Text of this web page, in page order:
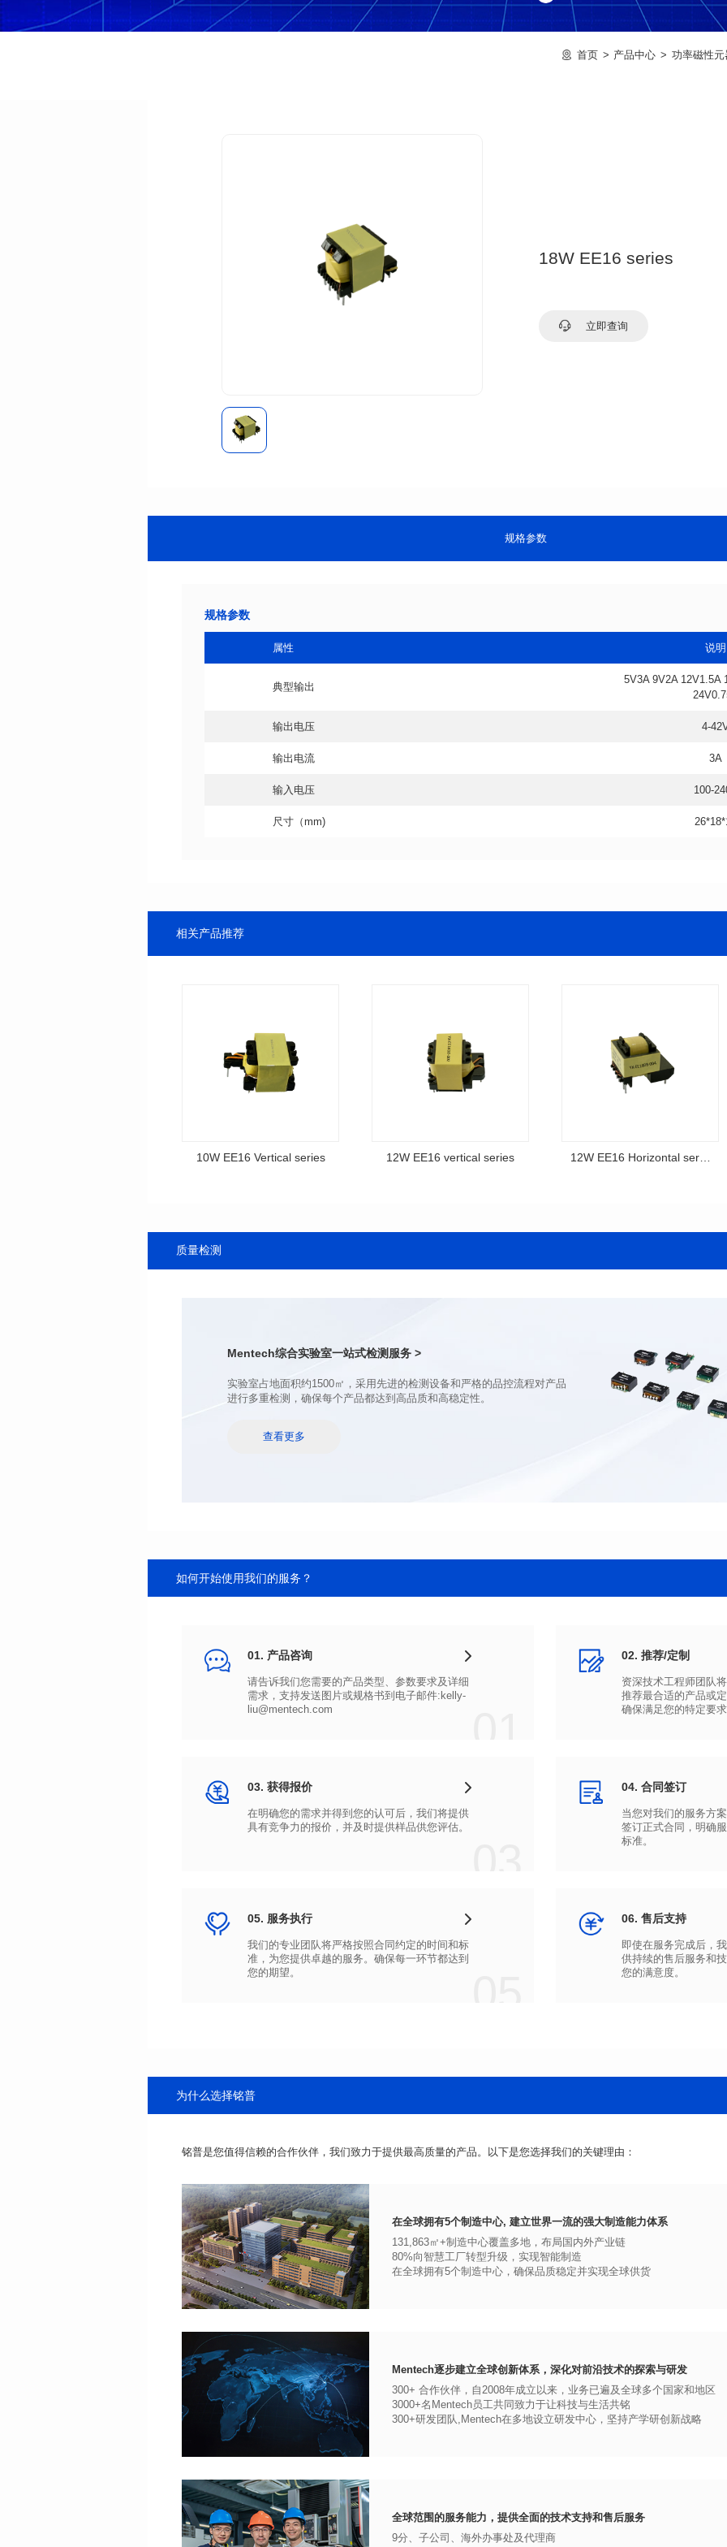
首页 产品中心 功率磁性元
18W EE16 series
立即查询
规格参数
规格参数
属性 说明
典型输出
输出电压 4-
输出电流 3A
输入电压 100-
尺寸（mm)
相关产品推荐
输出电压: 5V
输出电流: 2A
输入电压: 100-240V
10W EE16 Vertical series
12V1A 24V0.5A
尺寸（mm): 24*18*18.5
12W EE16 vertical series
12V1A 24V0.5A
12W EE16 Horizontal series
质量检测
Mentech综合实验室一站式检测服务 >
进行多重检测，确保每个产品都达到高品质和高稳定性。
查看更多
如何开始使用我们的服务？
01. 产品咨询
liu@mentech.com
02. 推荐/定制
确保满足您的特定要
03. 获得报价
具有竞争力的报价，并及时提供样品供您评估。
04. 合同签订
标准。
05. 服务执行
您的期望。
06. 售后支持
您的满意度。
为什么选择铭普
铭普是您值得信赖的合作伙伴，我们致力于提供最高质量的产品。以下是您选择我们的关键理由：
在全球拥有5个制造中心, 建立世界一流的强大制造能力体系
131,863㎡+制造中心覆盖多地，布局国内外产业链
80%向智慧工厂转型升级，实现智能制造
在全球拥有5个制造中心，确保品质稳定并实现全球供货
Mentech逐步建立全球创新体系，深化对前沿技术的探索与研发
300+ 合作伙伴，自2008年成立以来，业务已遍及全球多个国家和地区
3000+名Mentech员工共同致力于让科技与生活共铭
300+研发团队,Mentech在多地设立研发中心，坚持产学研创新战略
全球范围的服务能力，提供全面的技术支持和售后服务
9分、子公司、海外办事处及代理商